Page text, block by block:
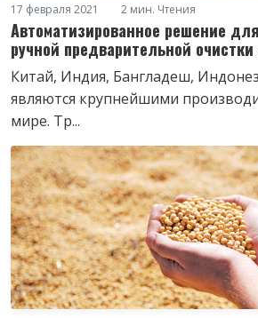
17 февраля 2021 2 мин. Чтения
Автоматизированное решение
ручной предварительной
Китай, Индия, Бангладеш,
являются крупнейшими
мире. Тр...